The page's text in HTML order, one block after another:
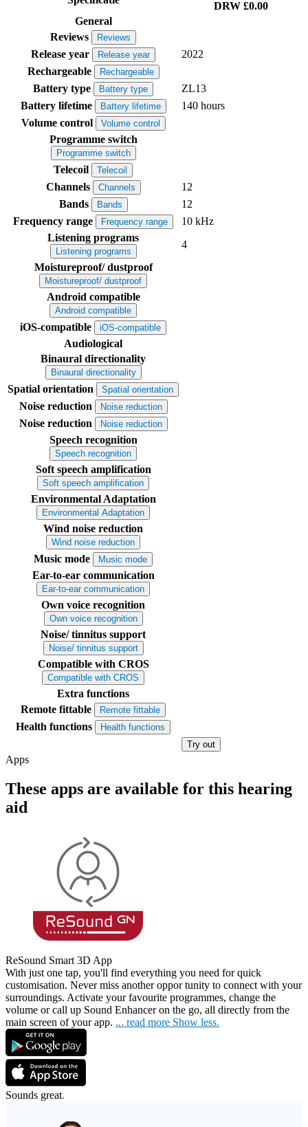
DRW £0.00
General
Reviews
Reviews
Release year Release year
2022
Rechargeable
Rechargeable
Battery type Battery type
ZL13
Battery lifetime
Battery lifetime
140 hours
Volume control
Volume control
Programme switch
Programme switch
Telecoil Telecoil
Channels Channels
12
Bands
Bands
12
Frequency range
Frequency range
10 kHz
Listening programs
Listening programs
4
Moistureproof/ dustproof
Moistureproof/ dustproof
Android compatible
Android compatible
iOS-compatible iOS-compatible
Audiological
Binaural directionality
Binaural directionality
Spatial orientation Spatial orientation
Noise reduction Noise reduction
Noise reduction Noise reduction
Speech recognition
Speech recognition
Soft speech amplification
Soft speech amplification
Environmental Adaptation
Environmental Adaptation
Wind noise reduction
Wind noise reduction
Music mode Music mode
Ear-to-ear communication
Ear-to-ear communication
Own voice recognition
Own voice recognition
Noise/ tinnitus support
Noise/ tinnitus support
Compatible with CROS
Compatible with CROS
Extra functions
Remote fittable
Remote fittable
Health functions
Health functions
Try out
Apps
These apps are available for this hearing
aid
ReSound Smart 3D App
With just one tap, you'll find everything you need for quick
customisation. Never miss another opportunity to connect with your
surroundings. Activate your favourite programmes, change the
volume or call up Sound Enhancer on the go, all directly from the
main screen of your app. ... read more Show less.
Sounds great.